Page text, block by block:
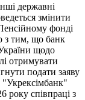
державні
змінити
фонді
з тим, що банк
щодо
отримувати
подати заяву
"Укрексімбанк"
року співпраці з